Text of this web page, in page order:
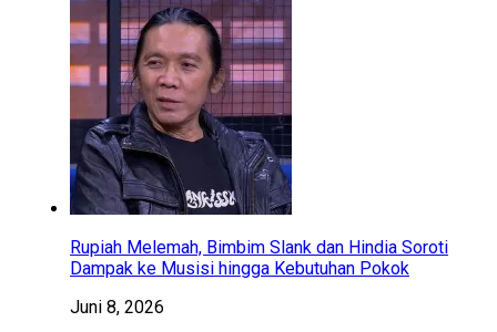
Rupiah Melemah, Bimbim Slank dan Hindia Soroti
Dampak ke Musisi hingga Kebutuhan Pokok
Juni 8, 2026